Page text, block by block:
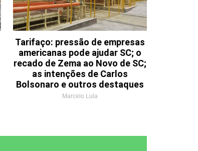
Tarifaço: pressão de empresas
americanas pode ajudar SC; o
recado de Zema ao Novo de SC;
as intenções de Carlos
Bolsonaro e outros destaques
Marcelo Lula